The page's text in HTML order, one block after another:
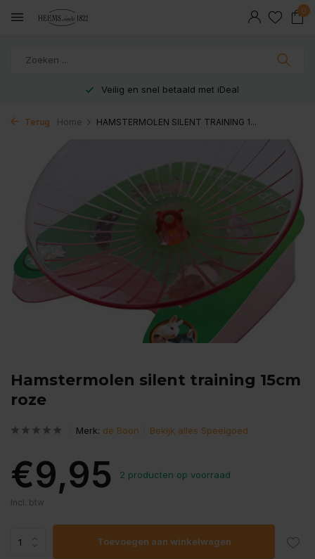
0
Veilig en snel betaald met iDeal
Terug Home HAMSTERMOLEN SILENT TRAINING 1...
Hamstermolen silent training 15cm
roze
Merk: de Boon Bekijk alles Speelgoed
€9,95 2 producten op voorraad
Incl. btw
Toevoegen aan winkelwagen